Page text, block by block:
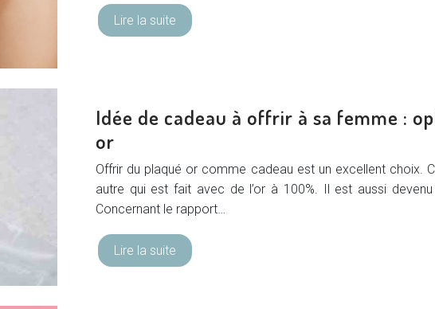
Lire la suite
Idée de cadeau à offrir à sa femme :
or
Offrir du plaqué or comme cadeau est un excellent choix.
autre qui est fait avec de l’or à 100%. Il est aussi
Concernant le rapport…
Lire la suite